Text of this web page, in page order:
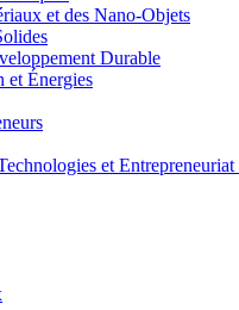
et des Nano-Objets
Durable
Énergies
et Entrepreneuriat